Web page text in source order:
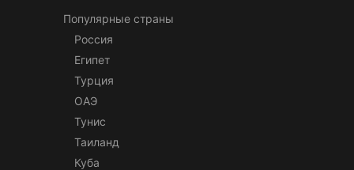
Популярные страны
Россия
Египет
Турция
ОАЭ
Тунис
Таиланд
Куба